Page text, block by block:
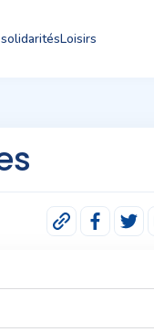
Loisirs